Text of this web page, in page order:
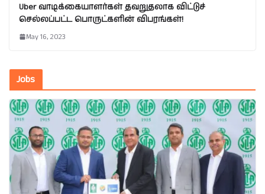
Uber வாடிக்கையாளர்கள் தவறுதலாக விட்டுச்
செல்லப்பட்ட பொருட்களின் விபரங்கள்!
May 16, 2023
Jobs